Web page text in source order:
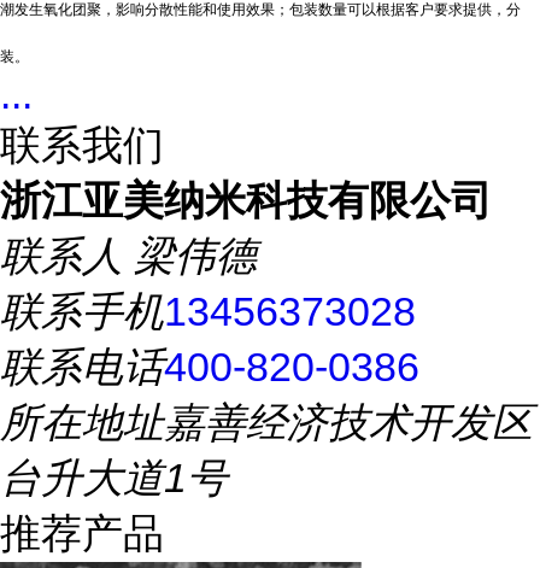
潮发生氧化团聚，影响分散性能和使用效果；包装数量可以根据客户要求提供，分
装。
...
联系我们
浙江亚美纳米科技有限公司
联系人 梁伟德
联系手机13456373028
联系电话400-820-0386
所在地址嘉善经济技术开发区
台升大道1号
推荐产品